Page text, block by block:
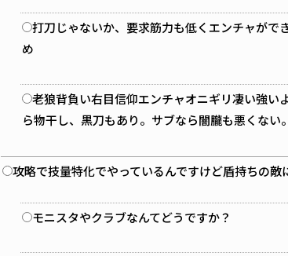
打刀じゃないか、要求筋力も低くエンチャが
め
老狼背負い右目信仰エンチャオニギリ凄い強い
ら物干し、黒刀もあり。サブなら闇朧も悪くない。
攻略で技量特化でやっているんですけど盾持ちの敵
モニスタやクラブなんてどうですか？